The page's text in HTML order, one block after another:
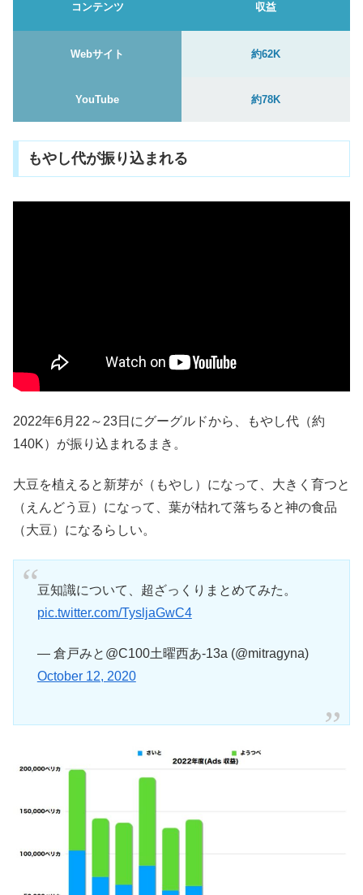
コンテンツ 収益
Webサイト 約62K
YouTube 約78K
もやし代が振り込まれる
2022年6月22～23日にグーグルドから、もやし代（約
140K）が振り込まれるまき。
大豆を植えると新芽が（もやし）になって、大きく育つと
（えんどう豆）になって、葉が枯れて落ちると神の食品
（大豆）になるらしい。
豆知識について、超ざっくりまとめてみた。
pic.twitter.com/TysljaGwC4
— 倉戸みと@C100土曜西あ-13a (@mitragyna)
October 12, 2020